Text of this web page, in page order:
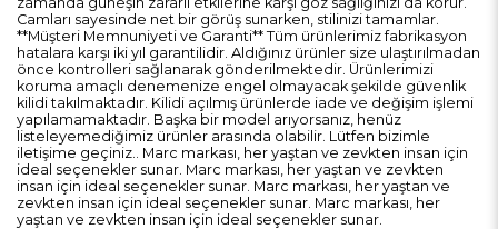
Camları sayesinde net bir görüş sunarken, stilinizi tamamlar.
**Müşteri Memnuniyeti ve Garanti** Tüm ürünlerimiz fabrikasyon
hatalara karşı iki yıl garantilidir. Aldığınız ürünler size ulaştırılmadan
önce kontrolleri sağlanarak gönderilmektedir. Ürünlerimizi
koruma amaçlı denemenize engel olmayacak şekilde güvenlik
kilidi takılmaktadır. Kilidi açılmış ürünlerde iade ve değişim işlemi
yapılamamaktadır. Başka bir model arıyorsanız, henüz
listeleyemediğimiz ürünler arasında olabilir. Lütfen bizimle
iletişime geçiniz.. Marc markası, her yaştan ve zevkten insan için
ideal seçenekler sunar. Marc markası, her yaştan ve zevkten
insan için ideal seçenekler sunar. Marc markası, her yaştan ve
zevkten insan için ideal seçenekler sunar. Marc markası, her
yaştan ve zevkten insan için ideal seçenekler sunar.